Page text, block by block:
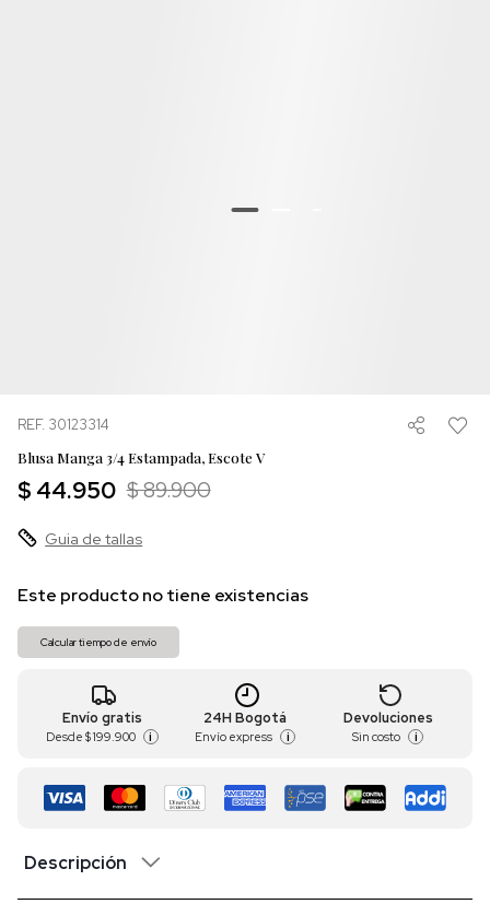
REF. 30123314
Blusa Manga 3/4 Estampada, Escote V
$ 44.950 $ 89.900
Guia de tallas
Este producto no tiene existencias
Calcular tiempo de envío
Envío gratis
Desde $ 199.900 i
24H Bogotá
Envío express i
Devoluciones
Sin costo i
Descripción